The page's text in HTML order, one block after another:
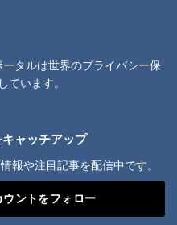
タルは世界のプライバシー保
います。
ャッチアップ
報や注目記事を配信中です。
ントをフォロー